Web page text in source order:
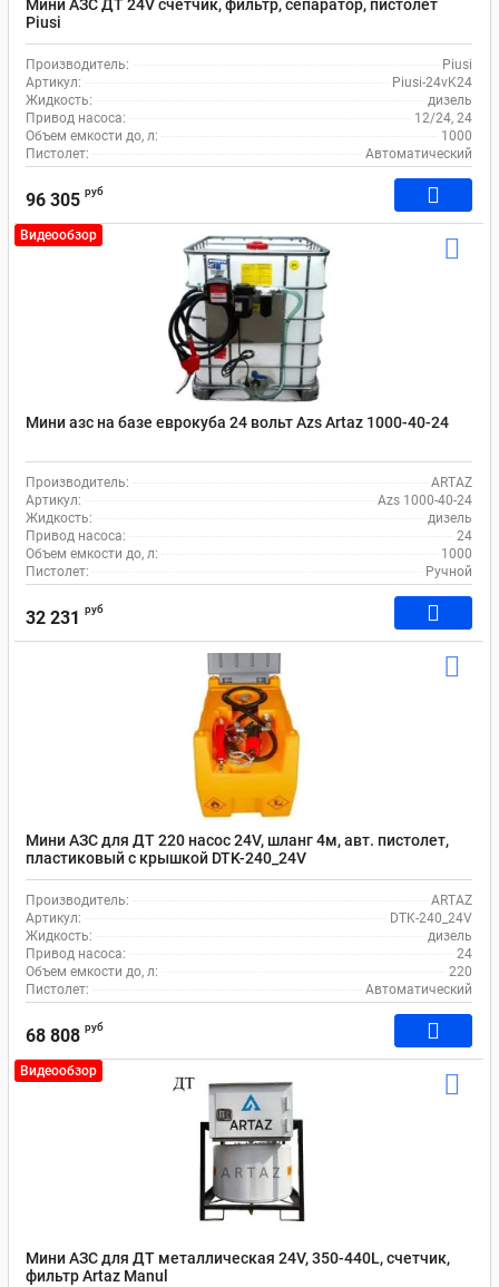
Мини АЗС ДТ 24V счетчик, фильтр, сепаратор, пистолет
Piusi
Производитель:
Piusi
Артикул:
Piusi-24vK24
Жидкость:
дизель
Привод насоса:
12/24, 24
Объем емкости до, л:
1000
Пистолет:
Автоматический
96 305 руб
Видеообзор
Мини азс на базе еврокуба 24 вольт Azs Artaz 1000-40-24
Производитель:
ARTAZ
Артикул:
Azs 1000-40-24
Жидкость:
дизель
Привод насоса:
24
Объем емкости до, л:
1000
Пистолет:
Ручной
32 231 руб
Мини АЗС для ДТ 220 насос 24V, шланг 4м, авт. пистолет,
пластиковый с крышкой DTK-240_24V
Производитель:
ARTAZ
Артикул:
DTK-240_24V
Жидкость:
дизель
Привод насоса:
24
Объем емкости до, л:
220
Пистолет:
Автоматический
68 808 руб
Видеообзор
Мини АЗС для ДТ металлическая 24V, 350-440L, счетчик,
фильтр Artaz Manul